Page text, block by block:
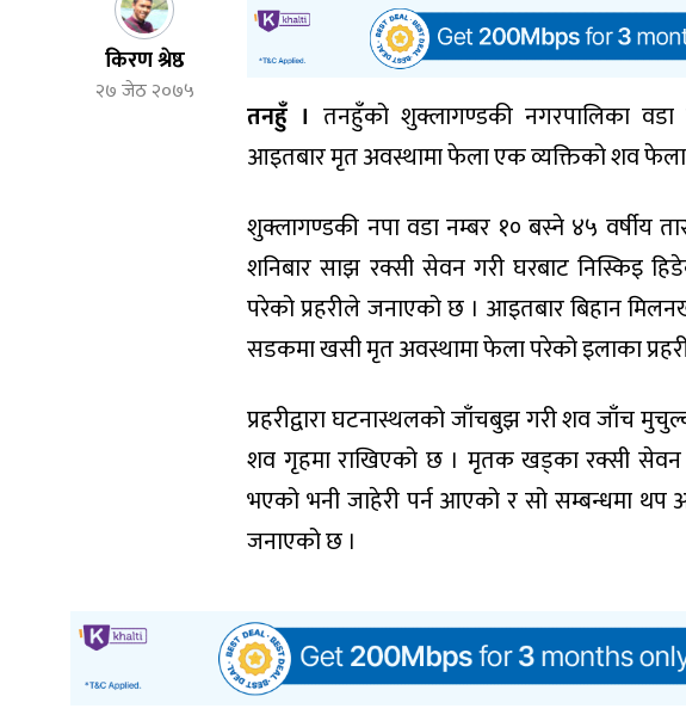
किरण श्रेष्ठ
२७ जेठ २०७५
तनहुँ । तनहुँको शुक्लागण्डकी नगरपालिका
आइतबार मृत अवस्थामा फेला एक व्यक्तिको शव
शुक्लागण्डकी नपा वडा नम्बर १० बस्ने ४५ वर्षीय
शनिबार साझ रक्सी सेवन गरी घरबाट निस्किइ
परेको प्रहरीले जनाएको छ । आइतबार बिहान
सडकमा खसी मृत अवस्थामा फेला परेको इलाका
प्रहरीद्वारा घटनास्थलको जाँचबुझ गरी शव जाँच
शव गृहमा राखिएको छ । मृतक खड्का रक्सी सेवन
भएको भनी जाहेरी पर्न आएको र सो सम्बन्धमा थप
जनाएको छ ।